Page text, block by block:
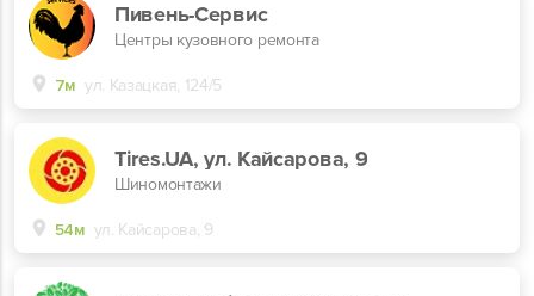
Пивень-Сервис
Центры кузовного ремонта
7м ул. Казацкая, 124/5
Tires.UA, ул. Кайсарова, 9
Шиномонтажи
54м ул. Кайсарова, 9